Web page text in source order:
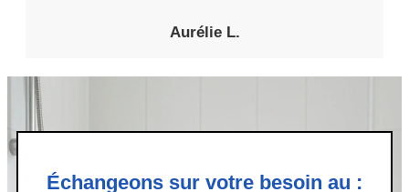
Aurélie L.
Échangeons sur votre besoin au :